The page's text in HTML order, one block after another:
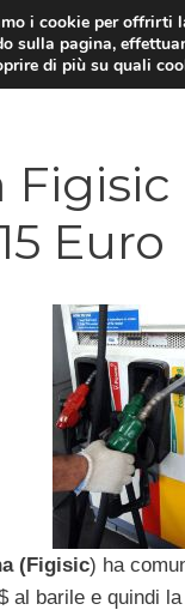
Euro
(Figisic) ha
al barile e quindi
i cookie per offrirti
sulla pagina,
di più su quali